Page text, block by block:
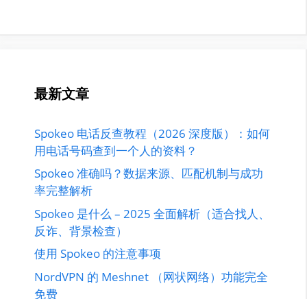
最新文章
Spokeo 电话反查教程（2026 深度版）：如何
用电话号码查到一个人的资料？
Spokeo 准确吗？数据来源、匹配机制与成功
率完整解析
Spokeo 是什么 – 2025 全面解析（适合找人、
反诈、背景检查）
使用 Spokeo 的注意事项
NordVPN 的 Meshnet （网状网络）功能完全
免费